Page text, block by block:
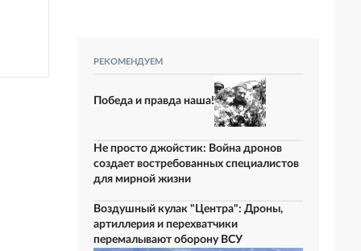
РЕКОМЕНДУЕМ
Победа и правда наша!
Не просто джойстик: Война дронов
создает востребованных специалистов
для мирной жизни
Воздушный кулак "Центра": Дроны,
артиллерия и перехватчики
перемалывают оборону ВСУ